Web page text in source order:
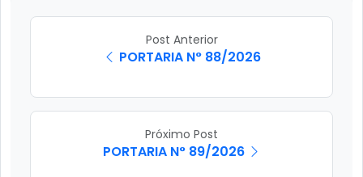
Post Anterior
PORTARIA N° 88/2026
Próximo Post
PORTARIA N° 89/2026